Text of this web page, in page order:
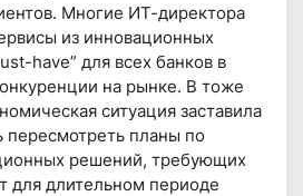
Многие ИТ-директора
из инновационных
have” для всех банков в
на рынке. В тоже
ситуация заставила
пересмотреть планы по
решений, требующих
для длительном периоде